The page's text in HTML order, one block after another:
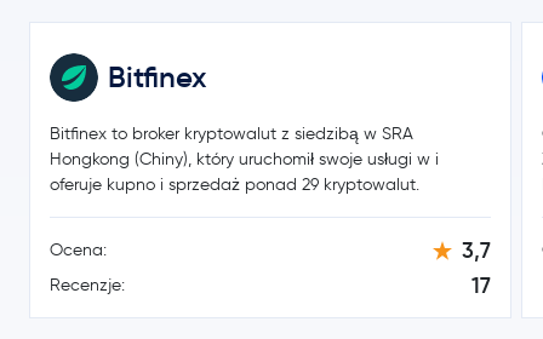
Maker MKR
Basic Attention Token BAT
Bitfinex
Bitfinex to broker kryptowalut z siedzibą w SRA
Hongkong (Chiny), który uruchomił swoje usługi w i
oferuje kupno i sprzedaż ponad 29 kryptowalut.
Ocena: 3,7
Recenzje: 17